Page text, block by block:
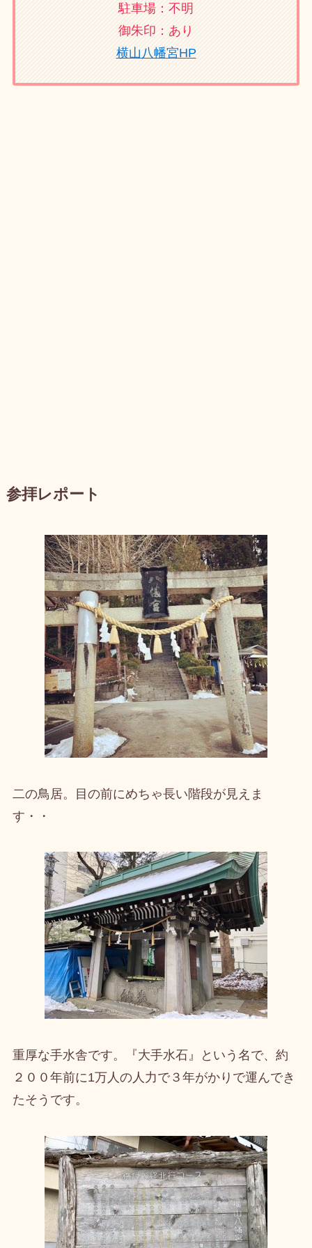
駐車場：不明
御朱印：あり
横山八幡宮HP
参拝レポート
二の鳥居。目の前にめちゃ長い階段が見えま
す・・
重厚な手水舎です。『大手水石』という名で、約
２００年前に1万人の人力で３年がかりで運んでき
たそうです。